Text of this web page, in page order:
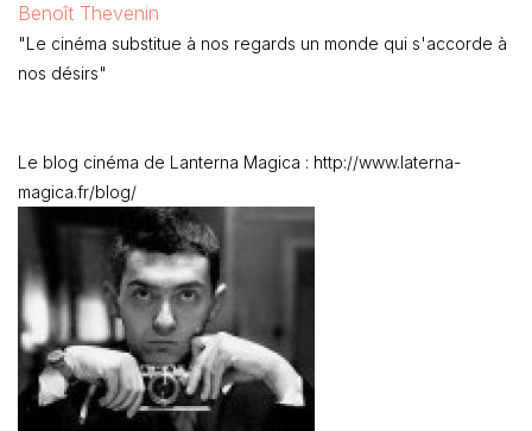
Benoît Thevenin
"Le cinéma substitue à nos regards un monde qui s'accorde à
nos désirs"
Le blog cinéma de Lanterna Magica : http://www.laterna-
magica.fr/blog/